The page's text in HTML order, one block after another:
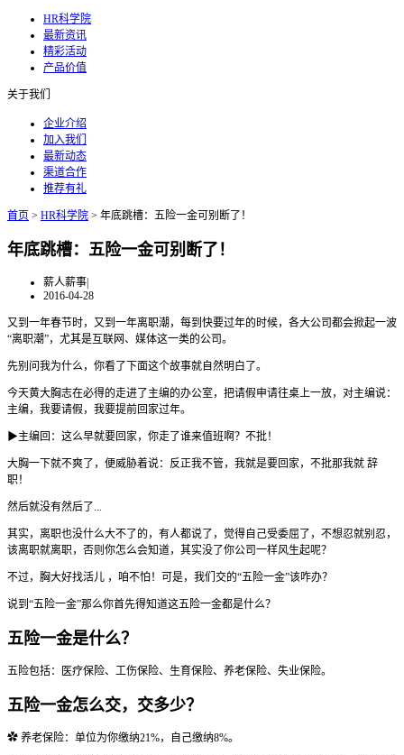
HR科学院
最新资讯
精彩活动
产品价值
关于我们
企业介绍
加入我们
最新动态
渠道合作
推荐有礼
首页 > HR科学院 > 年底跳槽：五险一金可别断了！
年底跳槽：五险一金可别断了！
薪人薪事|
2016-04-28
又到一年春节时，又到一年离职潮，每到快要过年的时候，各大公司都会掀起一波
“离职潮”，尤其是互联网、媒体这一类的公司。
先别问我为什么，你看了下面这个故事就自然明白了。
今天黄大胸志在必得的走进了主编的办公室，把请假申请往桌上一放，对主编说：
主编，我要请假，我要提前回家过年。
▶主编回：这么早就要回家，你走了谁来值班啊？不批！
大胸一下就不爽了，便威胁着说：反正我不管，我就是要回家，不批那我就 辞
职！
然后就没有然后了...
其实，离职也没什么大不了的，有人都说了，觉得自己受委屈了，不想忍就别忍，
该离职就离职，否则你怎么会知道，其实没了你公司一样风生起呢？
不过，胸大好找活儿 ，咱不怕！可是，我们交的“五险一金”该咋办？
说到“五险一金”那么你首先得知道这五险一金都是什么？
五险一金是什么？
五险包括：医疗保险、工伤保险、生育保险、养老保险、失业保险。
五险一金怎么交，交多少？
✿ 养老保险：单位为你缴纳21%，自己缴纳8%。